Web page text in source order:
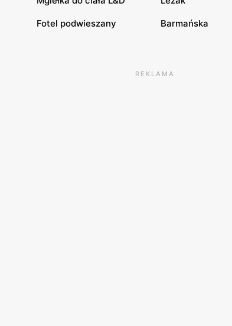
Fotel podwieszany Barmańska
REKLAMA